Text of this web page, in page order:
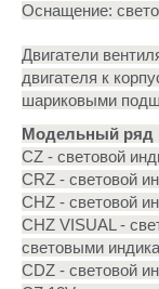
Оснащение:
Двигатели
двигателя к
шариковыми
Модельный ряд
CZ - световой
CRZ - световой
CHZ - световой
CHZ VISUAL -
световыми
CDZ - световой